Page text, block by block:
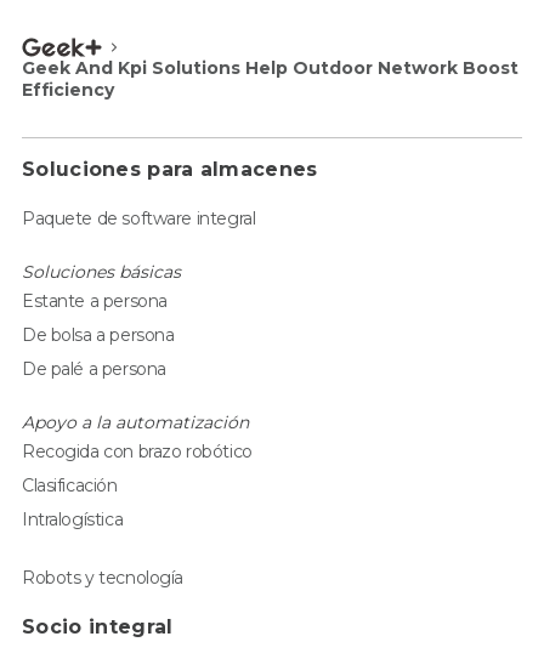
Geek And Kpi Solutions Help Outdoor Network Boost
Efficiency
Soluciones para almacenes
Paquete de software integral
Soluciones básicas
Estante a persona
De bolsa a persona
De palé a persona
Apoyo a la automatización
Recogida con brazo robótico
Clasificación
Intralogística
Robots y tecnología
Socio integral